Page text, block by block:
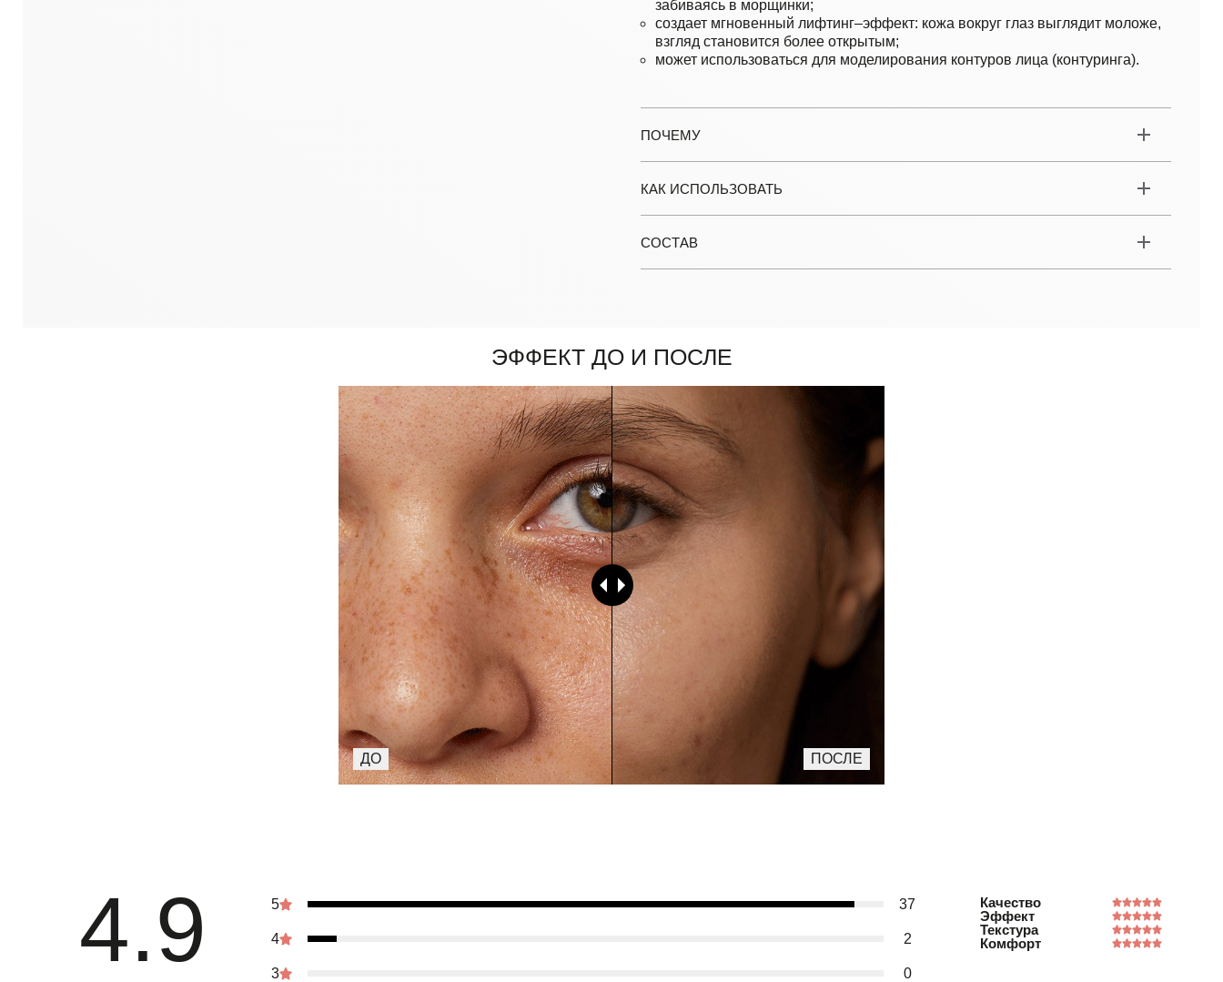
забиваясь в морщинки;
создает мгновенный лифтинг–эффект: кожа вокруг глаз выглядит моложе,
взгляд становится более открытым;
может использоваться для моделирования контуров лица (контуринга).
ПОЧЕМУ
КАК ИСПОЛЬЗОВАТЬ
СОСТАВ
Эффект до и после
4.9 5 37
4 2
3 0
Качество
Эффект
Текстура
Комфорт